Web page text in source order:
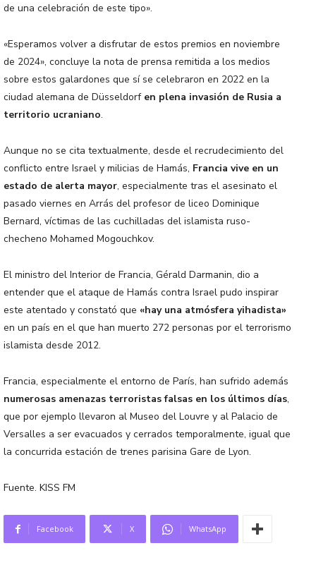
de una celebración de este tipo».
«Esperamos volver a disfrutar de estos premios en noviembre
de 2024», concluye la nota de prensa remitida a los medios
sobre estos galardones que sí se celebraron en 2022 en la
ciudad alemana de Düsseldorf en plena invasión de Rusia a
territorio ucraniano.
Aunque no se cita textualmente, desde el recrudecimiento del
conflicto entre Israel y milicias de Hamás, Francia vive en un
estado de alerta mayor, especialmente tras el asesinato el
pasado viernes en Arrás del profesor de liceo Dominique
Bernard, víctimas de las cuchilladas del islamista ruso-
checheno Mohamed Mogouchkov.
El ministro del Interior de Francia, Gérald Darmanin, dio a
entender que el ataque de Hamás contra Israel pudo inspirar
este atentado y constató que «hay una atmósfera yihadista»
en un país en el que han muerto 272 personas por el terrorismo
islamista desde 2012.
Francia, especialmente el entorno de París, han sufrido además
numerosas amenazas terroristas falsas en los últimos días,
que por ejemplo llevaron al Museo del Louvre y al Palacio de
Versalles a ser evacuados y cerrados temporalmente, igual que
la concurrida estación de trenes parisina Gare de Lyon.
Fuente. KISS FM
Facebook X WhatsApp